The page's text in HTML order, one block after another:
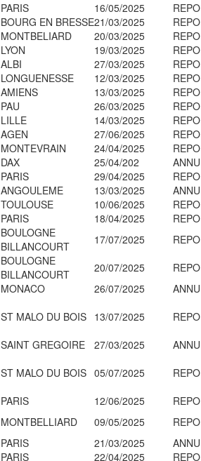
PARIS 16/05/2025
BOURG EN BRESSE21/03/2025
MONTBELIARD 20/03/2025
LYON 19/03/2025
ALBI 27/03/2025
LONGUENESSE 12/03/2025
AMIENS 13/03/2025
PAU 26/03/2025
LILLE 14/03/2025
AGEN 27/06/2025
MONTEVRAIN 24/04/2025
DAX 25/04/202
PARIS 29/04/2025
ANGOULEME 13/03/2025
TOULOUSE 10/06/2025
PARIS 18/04/2025
BOULOGNE
BILLANCOURT
17/07/2025
BOULOGNE
BILLANCOURT
20/07/2025
MONACO 26/07/2025
ST MALO DU BOIS 13/07/2025
SAINT GREGOIRE 27/03/2025
ST MALO DU BOIS 05/07/2025
PARIS 12/06/2025
MONTBELLIARD 09/05/2025
PARIS 21/03/2025
PARIS 22/04/2025